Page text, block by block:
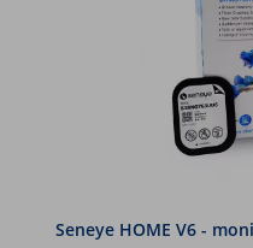
Seneye HOME V6 -